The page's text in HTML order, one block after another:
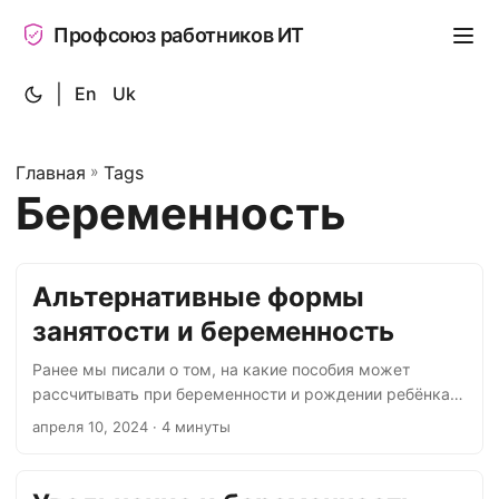
Профсоюз работников ИТ
En Uk
Главная » Tags
Беременность
Альтернативные формы
занятости и беременность
Ранее мы писали о том, на какие пособия может
рассчитывать при беременности и рождении ребёнка
айтишница, трудоустроенная по ТК РФ. Однако
предлагают разного рода IT-компании. В описании
апреля 10, 2024 · 4 минуты